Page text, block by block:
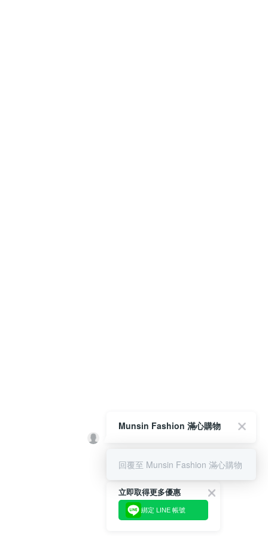
立即取得更多優惠
綁定 LINE 帳號
Munsin Fashion 滿心購物
回覆至 Munsin Fashion 滿心購物